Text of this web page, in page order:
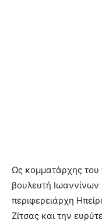
Ως κομματάρχης του
βουλευτή
περιφερειάρχη
Ζίτσας και την